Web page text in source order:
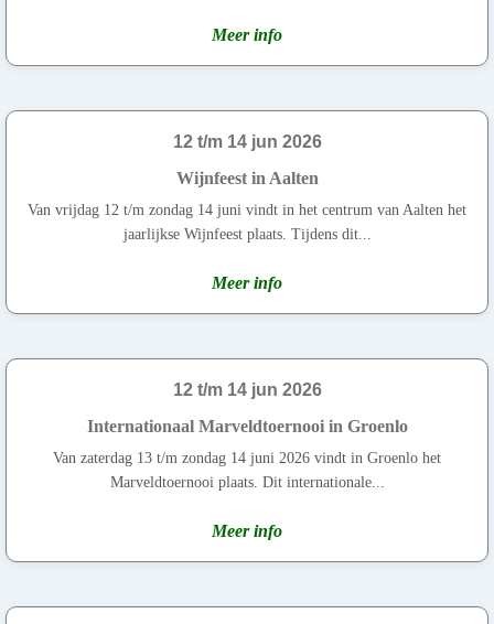
Meer info
12 t/m 14 jun 2026
Wijnfeest in Aalten
Van vrijdag 12 t/m zondag 14 juni vindt in het centrum van Aalten het
jaarlijkse Wijnfeest plaats. Tijdens dit...
Meer info
12 t/m 14 jun 2026
Internationaal Marveldtoernooi in Groenlo
Van zaterdag 13 t/m zondag 14 juni 2026 vindt in Groenlo het
Marveldtoernooi plaats. Dit internationale...
Meer info